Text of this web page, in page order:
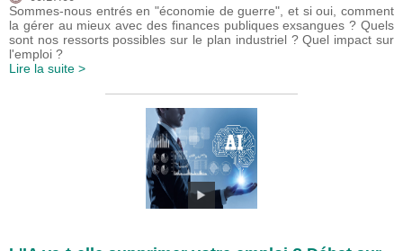
Sommes-nous entrés en "économie de guerre", et si oui, comment
la gérer au mieux avec des finances publiques exsangues ? Quels
sont nos ressorts possibles sur le plan industriel ? Quel impact sur
l'emploi ?
Lire la suite >